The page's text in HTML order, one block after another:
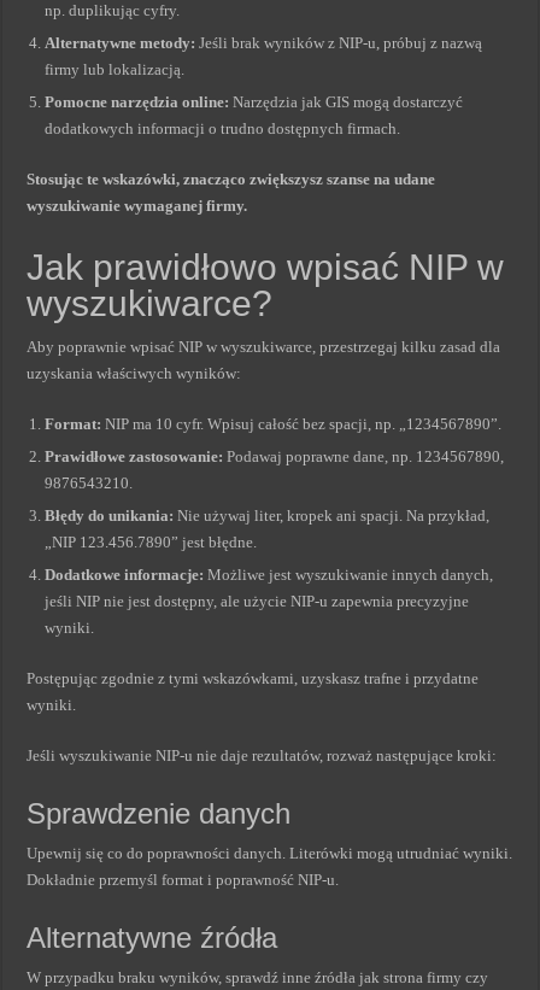
np. duplikując cyfry.
Alternatywne metody: Jeśli brak wyników z NIP-u, próbuj z nazwą
firmy lub lokalizacją.
Pomocne narzędzia online: Narzędzia jak GIS mogą dostarczyć
dodatkowych informacji o trudno dostępnych firmach.
Stosując te wskazówki, znacząco zwiększysz szanse na udane
wyszukiwanie wymaganej firmy.
Jak prawidłowo wpisać NIP w
wyszukiwarce?
Aby poprawnie wpisać NIP w wyszukiwarce, przestrzegaj kilku zasad dla
uzyskania właściwych wyników:
Format: NIP ma 10 cyfr. Wpisuj całość bez spacji, np. „1234567890”.
Prawidłowe zastosowanie: Podawaj poprawne dane, np. 1234567890,
9876543210.
Błędy do unikania: Nie używaj liter, kropek ani spacji. Na przykład,
„NIP 123.456.7890” jest błędne.
Dodatkowe informacje: Możliwe jest wyszukiwanie innych danych,
jeśli NIP nie jest dostępny, ale użycie NIP-u zapewnia precyzyjne
wyniki.
Postępując zgodnie z tymi wskazówkami, uzyskasz trafne i przydatne
wyniki.
Jeśli wyszukiwanie NIP-u nie daje rezultatów, rozważ następujące kroki:
Sprawdzenie danych
Upewnij się co do poprawności danych. Literówki mogą utrudniać wyniki.
Dokładnie przemyśl format i poprawność NIP-u.
Alternatywne źródła
W przypadku braku wyników, sprawdź inne źródła jak strona firmy czy